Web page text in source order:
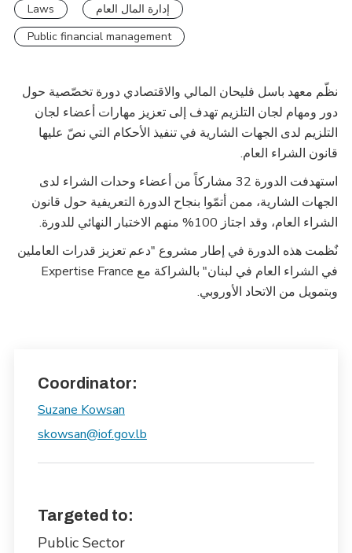
Laws
إدارة المال العام
Public financial management
نظّم معهد باسل فليحان المالي والاقتصادي دورة تخصّصية حول
دور ومهام لجان التلزيم تهدف إلى تعزيز مهارات أعضاء لجان
التلزيم لدى الجهات الشارية في تنفيذ الأحكام التي نصّ عليها
قانون الشراء العام.
استهدفت الدورة 32 مشاركاً من أعضاء وحدات الشراء لدى
الجهات الشارية، ممن أتمّوا بنجاح الدورة التعريفية حول قانون
الشراء العام، وقد اجتاز 100% منهم الاختبار النهائي للدورة.
نٌظمت هذه الدورة في إطار مشروع "دعم تعزيز قدرات العاملين
في الشراء العام في لبنان" بالشراكة مع Expertise France
وبتمويل من الاتحاد الأوروبي.
Coordinator:
Suzane Kowsan
skowsan@iof.gov.lb
Targeted to:
Public Sector